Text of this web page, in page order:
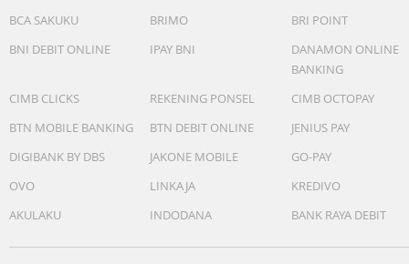
BCA SAKUKU
BRIMO
BRI POINT
BNI DEBIT ONLINE
IPAY BNI
DANAMON ONLINE
BANKING
CIMB CLICKS
REKENING PONSEL
CIMB OCTOPAY
BTN MOBILE BANKING
BTN DEBIT ONLINE
JENIUS PAY
DIGIBANK BY DBS
JAKONE MOBILE
GO-PAY
OVO
LINKAJA
KREDIVO
AKULAKU
INDODANA BANK RAYA DEBIT